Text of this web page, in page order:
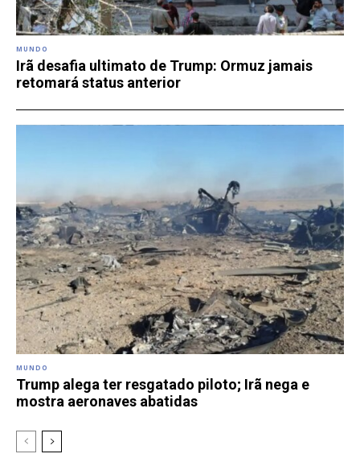
MUNDO
Irã desafia ultimato de Trump: Ormuz jamais
retomará status anterior
MUNDO
Trump alega ter resgatado piloto; Irã nega e
mostra aeronaves abatidas